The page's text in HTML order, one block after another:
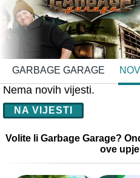
GARBAGE GARAGE
Nema novih vijesti.
NA VIJESTI
Volite li Garbage Garage?
ove